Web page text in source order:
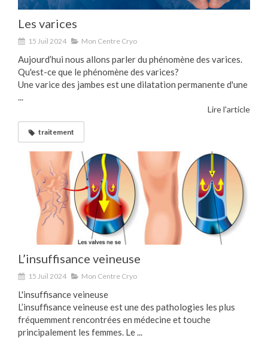
Les varices
15 Juil 2024 Mon Centre Cryo
Aujourd’hui nous allons parler du phénomène des varices.
Qu'est-ce que le phénomène des varices?
Une varice des jambes est une dilatation permanente d'une
...
Lire l'article
traitement
L’insuffisance veineuse
15 Juil 2024 Mon Centre Cryo
L'insuffisance veineuse
L’insuffisance veineuse est une des pathologies les plus
fréquemment rencontrées en médecine et touche
principalement les femmes. Le ...